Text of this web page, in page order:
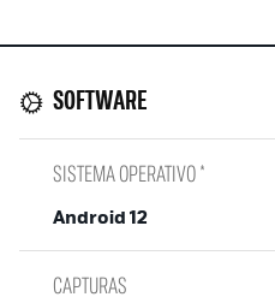
SOFTWARE
SISTEMA OPERATIVO *
Android 12
CAPTURAS